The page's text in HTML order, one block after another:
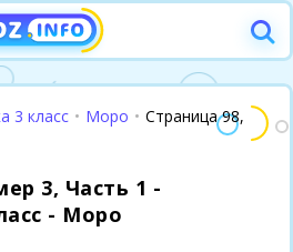
3 класс • Моро • Страница 98,
3, Часть 1 -
- Моро